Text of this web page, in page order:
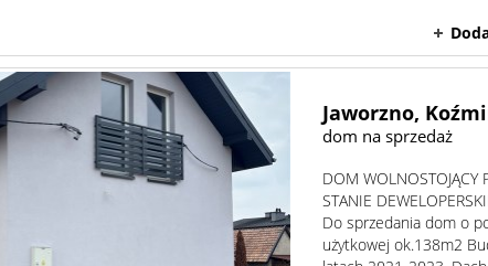
Jaworzno,
dom na sprzedaż
DOM WOLNOSTOJĄCY
STANIE
Do sprzedania dom o
użytkowej ok.138m2